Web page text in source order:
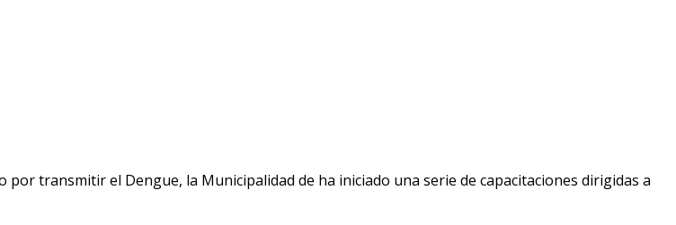
transmitir el Dengue, la Municipalidad de ha iniciado una serie de capacitaciones dirigidas a